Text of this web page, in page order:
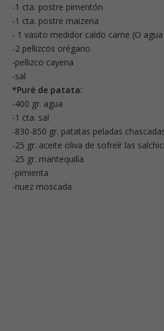
-1 cta. postre pimentón
-1 cta. postre maizena
- 1 vasito medidor caldo carne (O
-2 pellizcos orégano
-pellizco cayena
-sal
*Puré de patata:
-400 gr. agua
-1 cta. sal
-830-850 gr. patatas peladas
-25 gr. aceite oliva de sofreír las
-25 gr. mantequilla
-pimienta
-nuez moscada